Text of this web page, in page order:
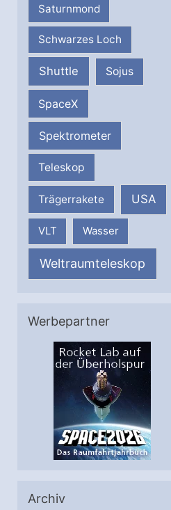
Saturnmond
Schwarzes Loch
Shuttle Sojus
SpaceX
Spektrometer
Teleskop
Trägerrakete USA
VLT Wasser
Weltraumteleskop
Werbepartner
Archiv